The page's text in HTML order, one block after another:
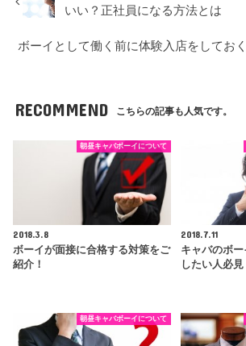
いい？正社員になる方法とは
ボーイとして働く前に体験入店をしてお
RECOMMEND こちらの記事も人気です。
朝昼キャバボーイについて
2018.3.8
ボーイが面接に合格する対策をご
紹介！
2018.7.11
キャバのボ
したい人必
朝昼キャバボーイについて